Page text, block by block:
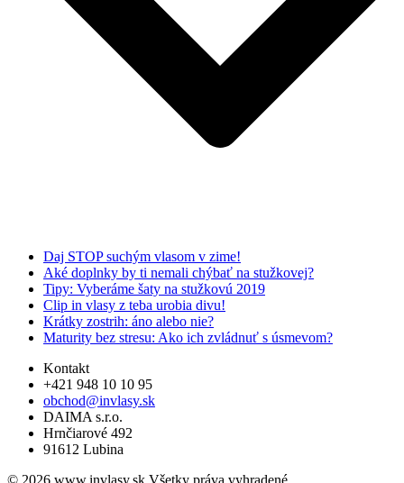
Daj STOP suchým vlasom v zime!
Aké doplnky by ti nemali chýbať na stužkovej?
Tipy: Vyberáme šaty na stužkovú 2019
Clip in vlasy z teba urobia divu!
Krátky zostrih: áno alebo nie?
Maturity bez stresu: Ako ich zvládnuť s úsmevom?
Kontakt
+421 948 10 10 95
obchod@invlasy.sk
DAIMA s.r.o.
Hrnčiarové 492
91612 Lubina